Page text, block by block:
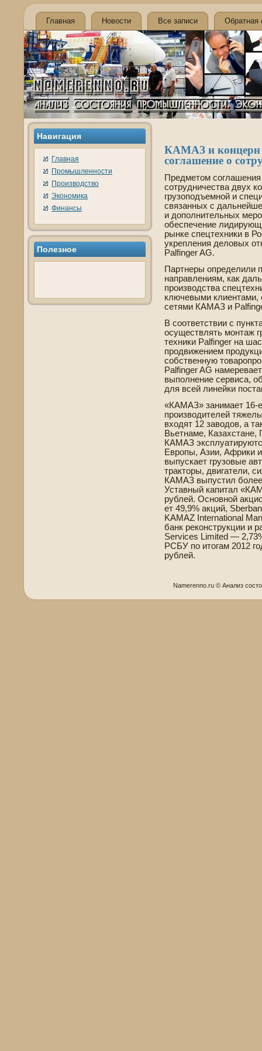
Главная Новости Все записи Обратная
Навигация
Главная
Промышленности
Производство
Экономика
Финансы
Полезное
КАМАЗ и концерн
соглашение о
Предметом
сотрудничества двух
грузоподъемной и
связанных с
и дополнительных
обеспечение
рынке спецтехники в
укрепления де­ловых
Palfinger AG.
Партнеры опреде­лили
направлениям, как
производства
ключевыми клиентами,
сетями КАМАЗ и
В соотве­тствии с
осуществлять монтаж
техники Palfinger на
продвижением
собстве­нную
Palfinger AG
выполнение сервиса,
для всей линейки
«КАМАЗ» занимает 16-
производителей
входят 12 заводов, а
Вьетнаме,
КАМАЗ
Европы, Азии, Африки
выпускает грузовые
тракторы, двигатели,
КАМАЗ выпустил
Уставный капитал
рублей. Основной
ет 49,9% акций,
KAMAZ International
банк реконструкции и
Services Limited —
РСБУ по итогам 2012
рублей.
Namerenno.ru © Анализ